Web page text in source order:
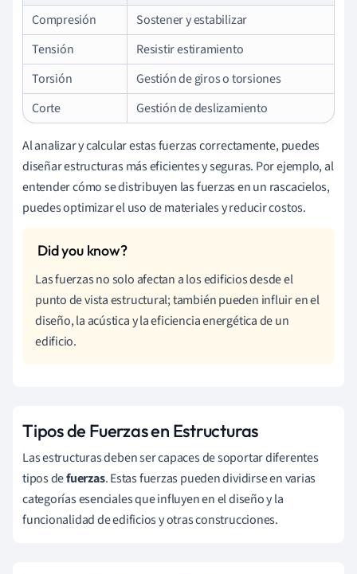
Compresión
Sostener y estabilizar
Tensión
Resistir estiramiento
Torsión
Gestión de giros o torsiones
Corte
Gestión de deslizamiento
Al analizar y calcular estas fuerzas correctamente, puedes
diseñar estructuras más eficientes y seguras. Por ejemplo, al
entender cómo se distribuyen las fuerzas en un rascacielos,
puedes optimizar el uso de materiales y reducir costos.
Las fuerzas no solo afectan a los edificios desde el
punto de vista estructural; también pueden influir en el
diseño, la acústica y la eficiencia energética de un
edificio.
Tipos de Fuerzas en Estructuras
Las estructuras deben ser capaces de soportar diferentes
tipos defuerzas. Estas fuerzas pueden dividirse en varias
categorías esenciales que influyen en el diseño y la
funcionalidad de edificios y otras construcciones.